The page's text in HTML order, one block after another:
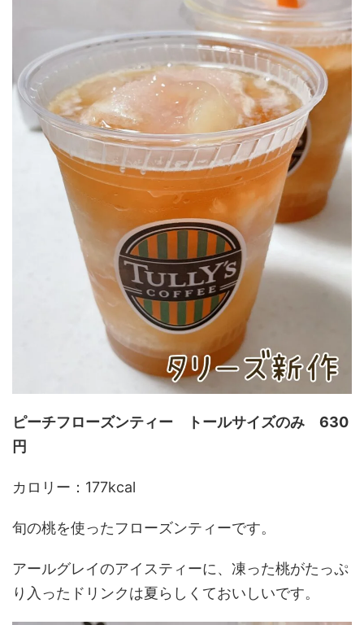
ピーチフローズンティー トールサイズのみ 630
円
カロリー：177kcal
旬の桃を使ったフローズンティーです。
アールグレイのアイスティーに、凍った桃がたっぷ
り入ったドリンクは夏らしくておいしいです。